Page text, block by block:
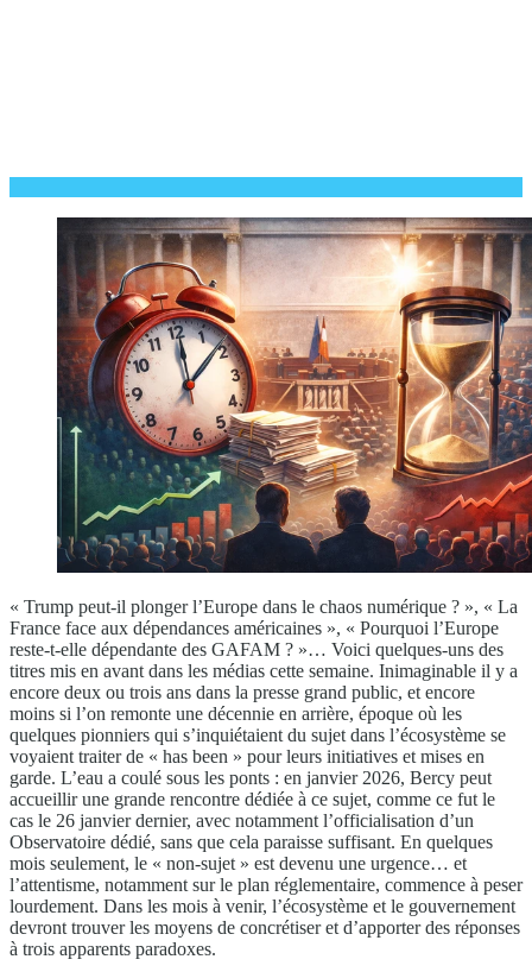
« Trump peut-il plonger l’Europe dans le chaos numérique ? », « La
France face aux dépendances américaines », « Pourquoi l’Europe
reste-t-elle dépendante des GAFAM ? »… Voici quelques-uns des
titres mis en avant dans les médias cette semaine. Inimaginable il y a
encore deux ou trois ans dans la presse grand public, et encore
moins si l’on remonte une décennie en arrière, époque où les
quelques pionniers qui s’inquiétaient du sujet dans l’écosystème se
voyaient traiter de « has been » pour leurs initiatives et mises en
garde. L’eau a coulé sous les ponts : en janvier 2026, Bercy peut
accueillir une grande rencontre dédiée à ce sujet, comme ce fut le
cas le 26 janvier dernier, avec notamment l’officialisation d’un
Observatoire dédié, sans que cela paraisse suffisant. En quelques
mois seulement, le « non-sujet » est devenu une urgence… et
l’attentisme, notamment sur le plan réglementaire, commence à peser
lourdement. Dans les mois à venir, l’écosystème et le gouvernement
devront trouver les moyens de concrétiser et d’apporter des réponses
à trois apparents paradoxes.